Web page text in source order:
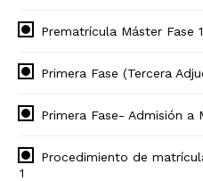
Prematrícula Máster Fase
Primera Fase (Tercera
Primera Fase- Admisión a
Procedimiento de
1